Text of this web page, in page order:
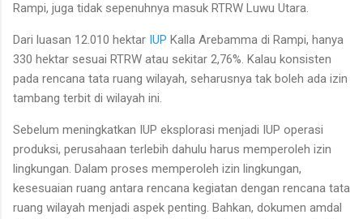
Rampi, juga tidak sepenuhnya masuk RTRW Luwu Utara.
Dari luasan 12.010 hektar IUP Kalla Arebamma di Rampi, hanya
330 hektar sesuai RTRW atau sekitar 2,76%. Kalau konsisten
pada rencana tata ruang wilayah, seharusnya tak boleh ada izin
tambang terbit di wilayah ini.
Sebelum meningkatkan IUP eksplorasi menjadi IUP operasi
produksi, perusahaan terlebih dahulu harus memperoleh izin
lingkungan. Dalam proses memperoleh izin lingkungan,
kesesuaian ruang antara rencana kegiatan dengan rencana tata
ruang wilayah menjadi aspek penting. Bahkan, dokumen amdal